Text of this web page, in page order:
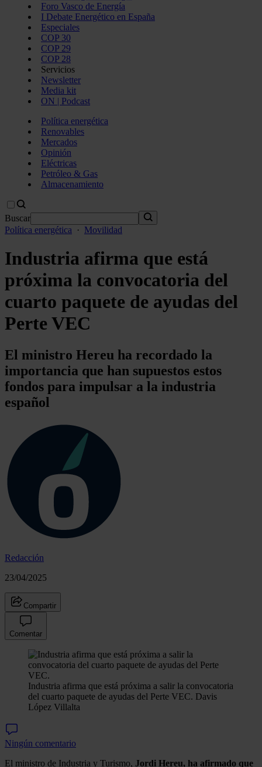
Foro Vasco de Energía
I Debate Energético en España
Especiales
COP 30
COP 29
COP 28
Servicios
Newsletter
Media kit
ON | Podcast
Política energética
Renovables
Mercados
Opinión
Eléctricas
Petróleo & Gas
Almacenamiento
Buscar
Política energética
· Movilidad
Industria afirma que está
próxima la convocatoria del
cuarto paquete de ayudas del
Perte VEC
El ministro Hereu ha recordado la
importancia que han supuestos estos
fondos para impulsar a la industria
español
Redacción
23/04/2025
Compartir
Comentar
Industria afirma que está próxima a salir la convocatoria
del cuarto paquete de ayudas del Perte VEC. Davis
López Villalta
Ningún comentario
El ministro de Industria y Turismo, Jordi Hereu, ha afirmado que